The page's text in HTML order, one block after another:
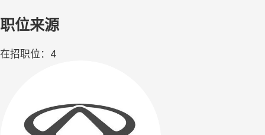
职位来源
在招职位：4